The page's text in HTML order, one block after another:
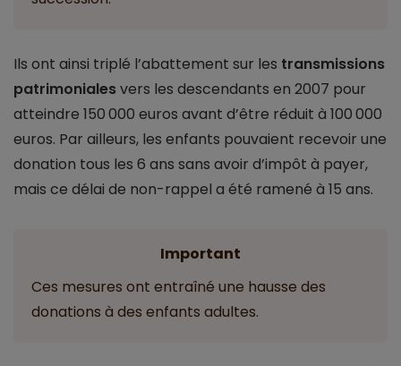
Ils ont ainsi triplé l’abattement sur les transmissions
patrimonialesvers les descendants en 2007 pour
atteindre 150 000 euros avant d’être réduit à 100 000
euros. Par ailleurs, les enfants pouvaient recevoir une
donation tous les 6 ans sans avoir d’impôt à payer,
mais ce délai de non-rappel a été ramené à 15 ans.
Important
Ces mesures ont entraîné une hausse des
donations à des enfants adultes.